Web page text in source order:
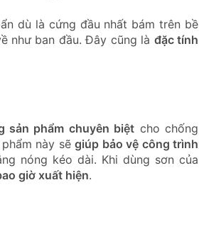
dù là cứng đầu nhất bám trên bề
như ban đầu. Đây cũng là đặc tính
sản phẩm chuyên biệt cho chống
này sẽgiúp bảo vệ công trình
nóng kéo dài. Khi dùng sơn của
giờ xuất hiện.